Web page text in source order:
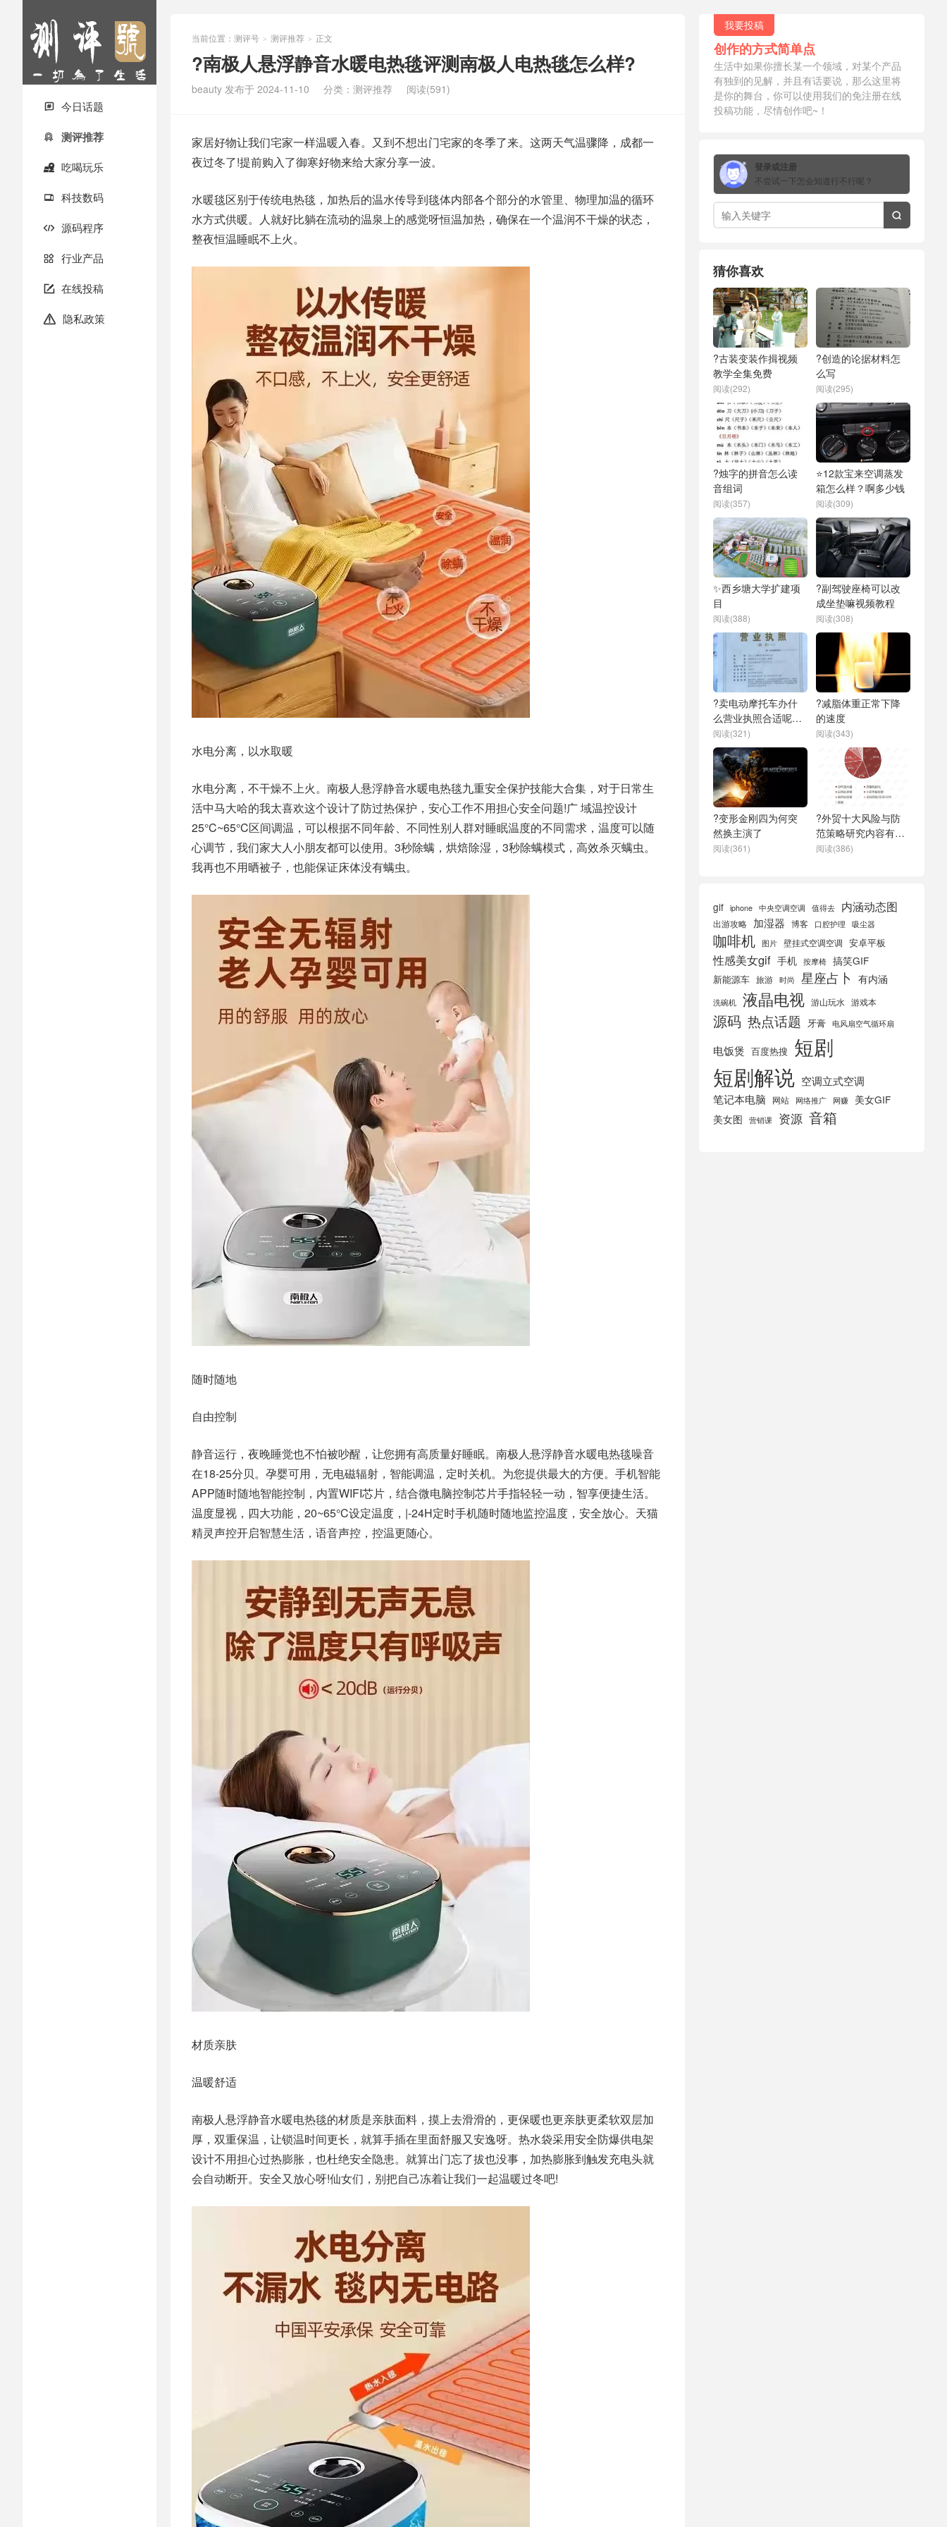
 今日话题
 测评推荐
 吃喝玩乐
 科技数码
 源码程序
 行业产品
 在线投稿
 隐私政策
当前位置： 测评号 > 测评推荐 > 正文
?南极人悬浮静音水暖电热毯评测南极人电热毯怎么样?
beauty 发布于 2024-11-10 分类： 测评推荐 阅读(591)
家居好物让我们宅家一样温暖入春。又到不想出门宅家的冬季了来。这两天气温骤降，成都一
夜过冬了!提前购入了御寒好物来给大家分享一波。
水暖毯区别于传统电热毯，加热后的温水传导到毯体内部各个部分的水管里、物理加温的循环
水方式供暖。人就好比躺在流动的温泉上的感觉呀恒温加热，确保在一个温润不干燥的状态，
整夜恒温睡眠不上火。
水电分离，以水取暖
水电分离，不干燥不上火。南极人悬浮静音水暖电热毯九重安全保护技能大合集，对于日常生
活中马大哈的我太喜欢这个设计了防过热保护，安心工作不用担心安全问题!广 域温控设计
25°C~65°C区间调温，可以根据不同年龄、不同性别人群对睡眠温度的不同需求，温度可以随
心调节，我们家大人小朋友都可以使用。3秒除螨，烘焙除湿，3秒除螨模式，高效杀灭螨虫。
我再也不用晒被子，也能保证床体没有螨虫。
随时随地
自由控制
静音运行，夜晚睡觉也不怕被吵醒，让您拥有高质量好睡眠。南极人悬浮静音水暖电热毯噪音
在18-25分贝。孕婴可用，无电磁辐射，智能调温，定时关机。为您提供最大的方便。手机智能
APP随时随地智能控制，内置WIFI芯片，结合微电脑控制芯片手指轻轻一动，智享便捷生活。
温度显视，四大功能，20~65°C设定温度，|-24H定时手机随时随地监控温度，安全放心。天猫
精灵声控开启智慧生活，语音声控，控温更随心。
材质亲肤
温暖舒适
南极人悬浮静音水暖电热毯的材质是亲肤面料，摸上去滑滑的，更保暖也更亲肤更柔软双层加
厚，双重保温，让锁温时间更长，就算手插在里面舒服又安逸呀。热水袋采用安全防爆供电架
设计不用担心过热膨胀，也杜绝安全隐患。就算出门忘了拔也没事，加热膨胀到触发充电头就
会自动断开。安全又放心呀!仙女们，别把自己冻着让我们一起温暖过冬吧!
我要投稿
创作的方式简单点
生活中如果你擅长某一个领域，对某个产品
有独到的见解，并且有话要说，那么这里将
是你的舞台，你可以使用我们的免注册在线
投稿功能，尽情创作吧~！
登录或注册
不尝试一下怎会知道行不行呢？

猜你喜欢
?古装变装作揖视频
教学全集免费
阅读(292)
?创造的论据材料怎
么写
阅读(295)
?烛字的拼音怎么读
音组词
阅读(357)
⭐12款宝来空调蒸发
箱怎么样？啊多少钱
阅读(309)
✨西乡塘大学扩建项
目
阅读(388)
?副驾驶座椅可以改
成坐垫嘛视频教程
阅读(308)
?卖电动摩托车办什
么营业执照合适呢多
少钱
阅读(321)
?减脂体重正常下降
的速度
阅读(343)
?变形金刚四为何突
然换主演了
阅读(361)
?外贸十大风险与防
范策略研究内容有哪
些
阅读(386)
gif iphone 中央空调空调 值得去 内涵动态图
出游攻略 加湿器 博客 口腔护理 吸尘器
咖啡机 图片 壁挂式空调空调 安卓平板
性感美女gif 手机 按摩椅 搞笑GIF
新能源车 旅游 时尚 星座占卜 有内涵
洗碗机 液晶电视 游山玩水 游戏本
源码 热点话题 牙膏 电风扇空气循环扇
电饭煲 百度热搜 短剧
短剧解说 空调立式空调
笔记本电脑 网站 网络推广 网赚
美女GIF
美女图
营销课 资源 音箱